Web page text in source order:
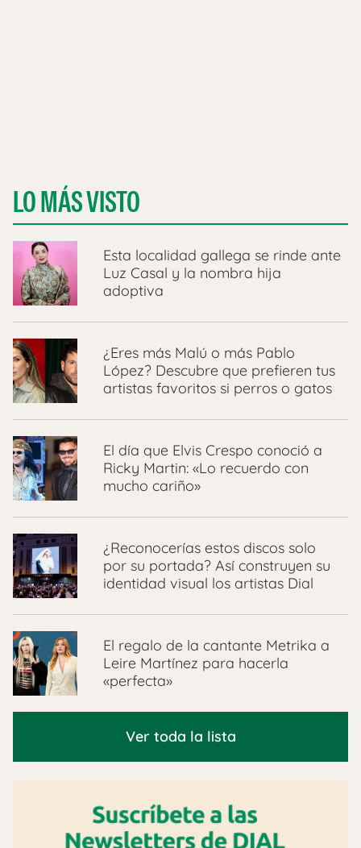
LO MÁS VISTO
Esta localidad gallega se rinde ante
Luz Casal y la nombra hija
adoptiva
¿Eres más Malú o más Pablo
López? Descubre que prefieren tus
artistas favoritos si perros o gatos
El día que Elvis Crespo conoció a
Ricky Martin: «Lo recuerdo con
mucho cariño»
¿Reconocerías estos discos solo
por su portada? Así construyen su
identidad visual los artistas Dial
El regalo de la cantante Metrika a
Leire Martínez para hacerla
«perfecta»
Ver toda la lista